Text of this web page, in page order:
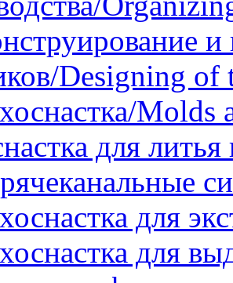
и
Designing of
Molds
для литья
для
для